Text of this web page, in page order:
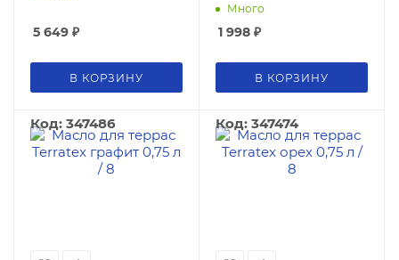
5 649 ₽
В КОРЗИНУ
Много
1 998 ₽
В КОРЗИНУ
Код: 347486 Код: 347474